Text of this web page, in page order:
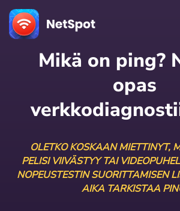
Mikä on ping?
opas
OLETKO KOSKAAN MIETTINYT,
PELISI VIIVÄSTYY TAI
NOPEUSTESTIN SUORITTAMISEN
AIKA TARKISTAA